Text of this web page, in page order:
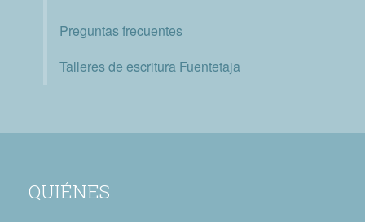
Preguntas frecuentes
Talleres de escritura Fuentetaja
QUIÉNES